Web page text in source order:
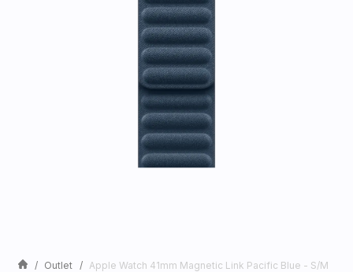
Outlet Apple Watch 41mm Magnetic Link Pacific Blue - S/M